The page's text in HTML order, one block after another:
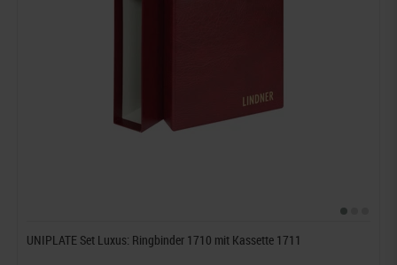
UNIPLATE Set Luxus: Ringbinder 1710 mit Kassette 1711